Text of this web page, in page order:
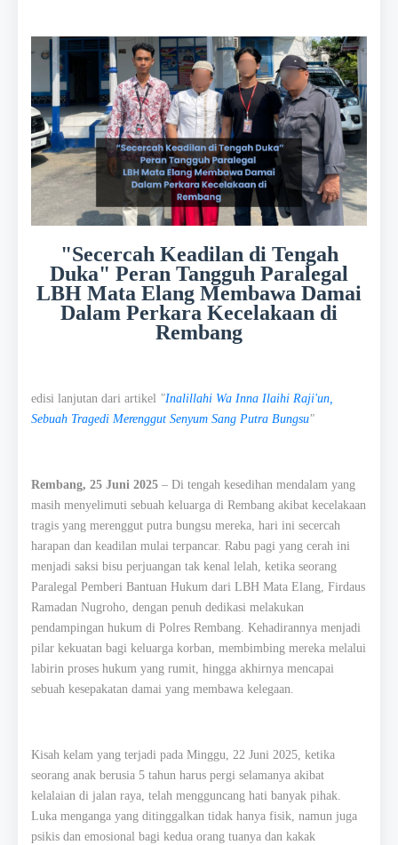
"Secercah Keadilan di Tengah
Duka" Peran Tangguh Paralegal
LBH Mata Elang Membawa Damai
Dalam Perkara Kecelakaan di
Rembang
edisi lanjutan dari artikel "Inalillahi Wa Inna Ilaihi Raji'un,
Sebuah Tragedi Merenggut Senyum Sang Putra Bungsu"
Rembang, 25 Juni 2025 – Di tengah kesedihan mendalam yang
masih menyelimuti sebuah keluarga di Rembang akibat kecelakaan
tragis yang merenggut putra bungsu mereka, hari ini secercah
harapan dan keadilan mulai terpancar. Rabu pagi yang cerah ini
menjadi saksi bisu perjuangan tak kenal lelah, ketika seorang
Paralegal Pemberi Bantuan Hukum dari LBH Mata Elang, Firdaus
Ramadan Nugroho, dengan penuh dedikasi melakukan
pendampingan hukum di Polres Rembang. Kehadirannya menjadi
pilar kekuatan bagi keluarga korban, membimbing mereka melalui
labirin proses hukum yang rumit, hingga akhirnya mencapai
sebuah kesepakatan damai yang membawa kelegaan.
Kisah kelam yang terjadi pada Minggu, 22 Juni 2025, ketika
seorang anak berusia 5 tahun harus pergi selamanya akibat
kelalaian di jalan raya, telah mengguncang hati banyak pihak.
Luka menganga yang ditinggalkan tidak hanya fisik, namun juga
psikis dan emosional bagi kedua orang tuanya dan kakak